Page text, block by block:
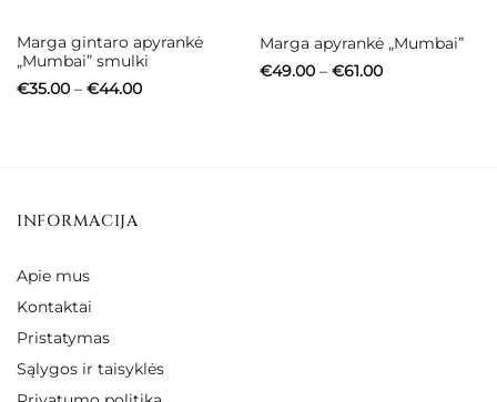
Marga gintaro apyrankė
„Mumbai” smulki
€35.00 – €44.00Price
Marga apyrankė „Mumbai”
€49.00 – €61.00Price
INFORMACIJA
Apie mus
Kontaktai
Pristatymas
Sąlygos ir taisyklės